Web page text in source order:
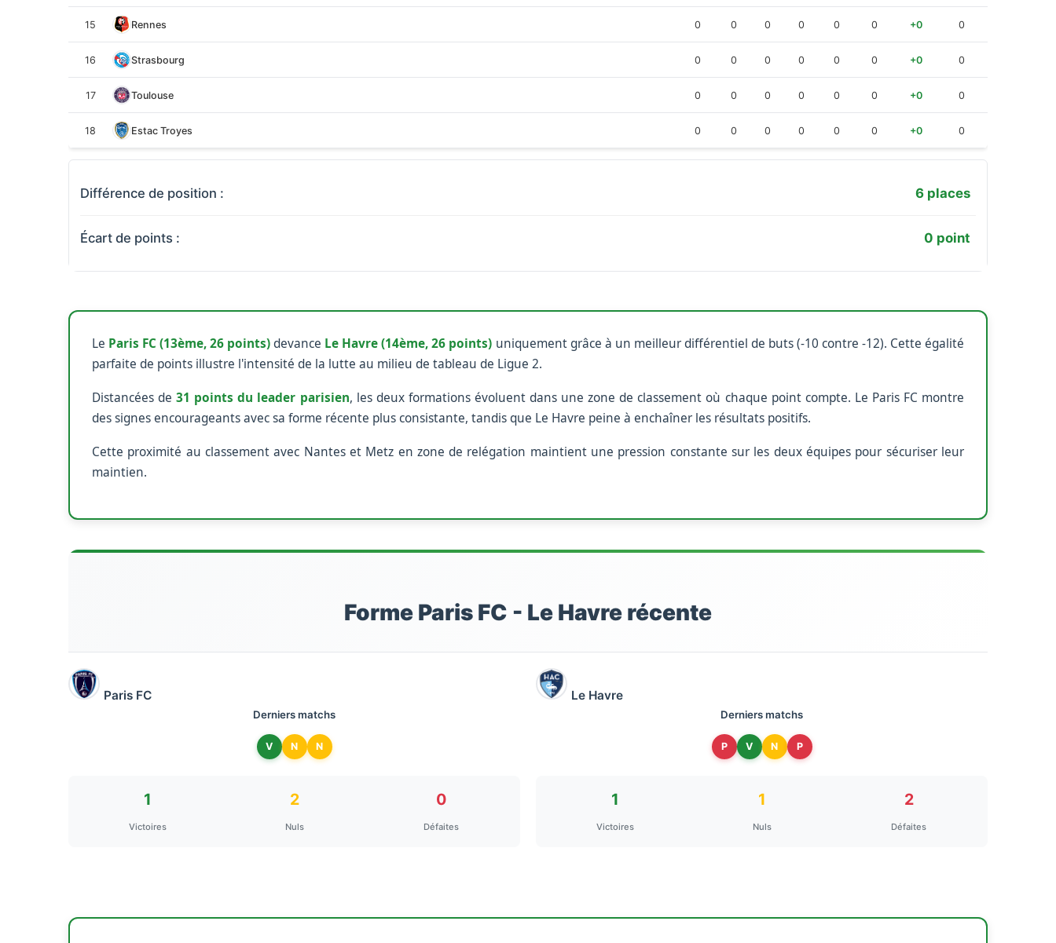
15 Rennes 0 0 0 0 0 0 +0 0
16 Strasbourg 0 0 0 0 0 0 +0 0
17 Toulouse 0 0 0 0 0 0 +0 0
18 Estac Troyes 0 0 0 0 0 0 +0 0
Différence de position : 6 places
Écart de points : 0 point
Le Paris FC (13ème, 26 points)devance Le Havre (14ème, 26 points) uniquement grâce à un meilleur différentiel de buts (-10 contre -12). Cette égalité
parfaite de points illustre l'intensité de la lutte au milieu de tableau de Ligue 2.
Distancées de31 points du leader parisien, les deux formations évoluent dans une zone de classement où chaque point compte. Le Paris FC montre
des signes encourageants avec sa forme récente plus consistante, tandis que Le Havre peine à enchaîner les résultats positifs.
Cette proximité au classement avec Nantes et Metz en zone de relégation maintient une pression constante sur les deux équipes pour sécuriser leur
maintien.
Forme Paris FC - Le Havre récente
Paris FC
Derniers matchs
V N N
1
Victoires
2
Nuls
0
Défaites
Le Havre
Derniers matchs
P V N P
1
Victoires
1
Nuls
2
Défaites